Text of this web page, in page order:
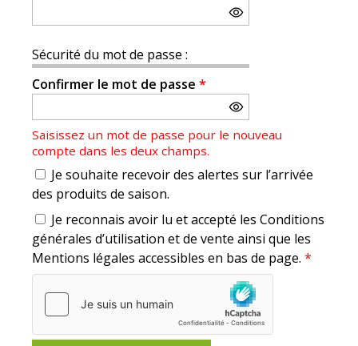
Sécurité du mot de passe :
Confirmer le mot de passe *
Saisissez un mot de passe pour le nouveau
compte dans les deux champs.
Je souhaite recevoir des alertes sur l’arrivée
des produits de saison.
Je reconnais avoir lu et accepté les Conditions
générales d’utilisation et de vente ainsi que les
Mentions légales accessibles en bas de page. *